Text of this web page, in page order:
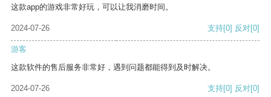
这款app的游戏非常好玩，可以让我消磨时间。
2024-07-26 支持[0] 反对[0]
游客
这款软件的售后服务非常好，遇到问题都能得到及时解决。
2024-07-26 支持[0] 反对[0]